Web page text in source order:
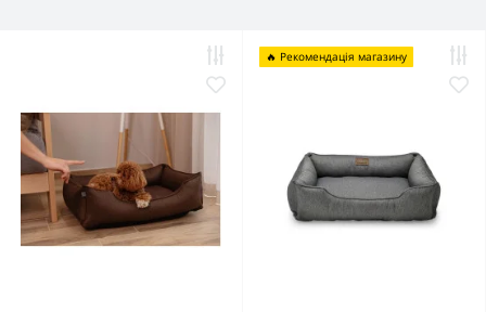
🔥 Рекомендація магазину